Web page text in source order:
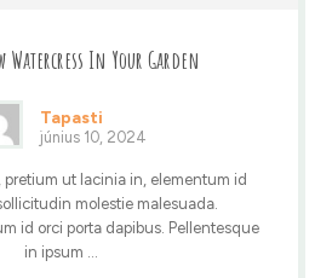
Watercress In Your Garden
Tapasti
június 10, 2024
ut lacinia in, elementum id
molestie malesuada.
id orci porta dapibus. Pellentesque
in ipsum ...